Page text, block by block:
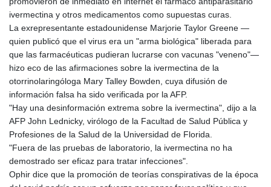
ivermectina y otros medicamentos como supuestas curas.
La exrepresentante estadounidense Marjorie Taylor Greene —
quien publicó que el virus era un "arma biológica" liberada para
que las farmacéuticas pudieran lucrarse con vacunas "veneno"—
hizo eco de las afirmaciones sobre la ivermectina de la
otorrinolaringóloga Mary Talley Bowden, cuya difusión de
información falsa ha sido verificada por la AFP.
"Hay una desinformación extrema sobre la ivermectina", dijo a la
AFP John Lednicky, virólogo de la Facultad de Salud Pública y
Profesiones de la Salud de la Universidad de Florida.
"Fuera de las pruebas de laboratorio, la ivermectina no ha
demostrado ser eficaz para tratar infecciones".
Ophir dice que la promoción de teorías conspirativas de la época